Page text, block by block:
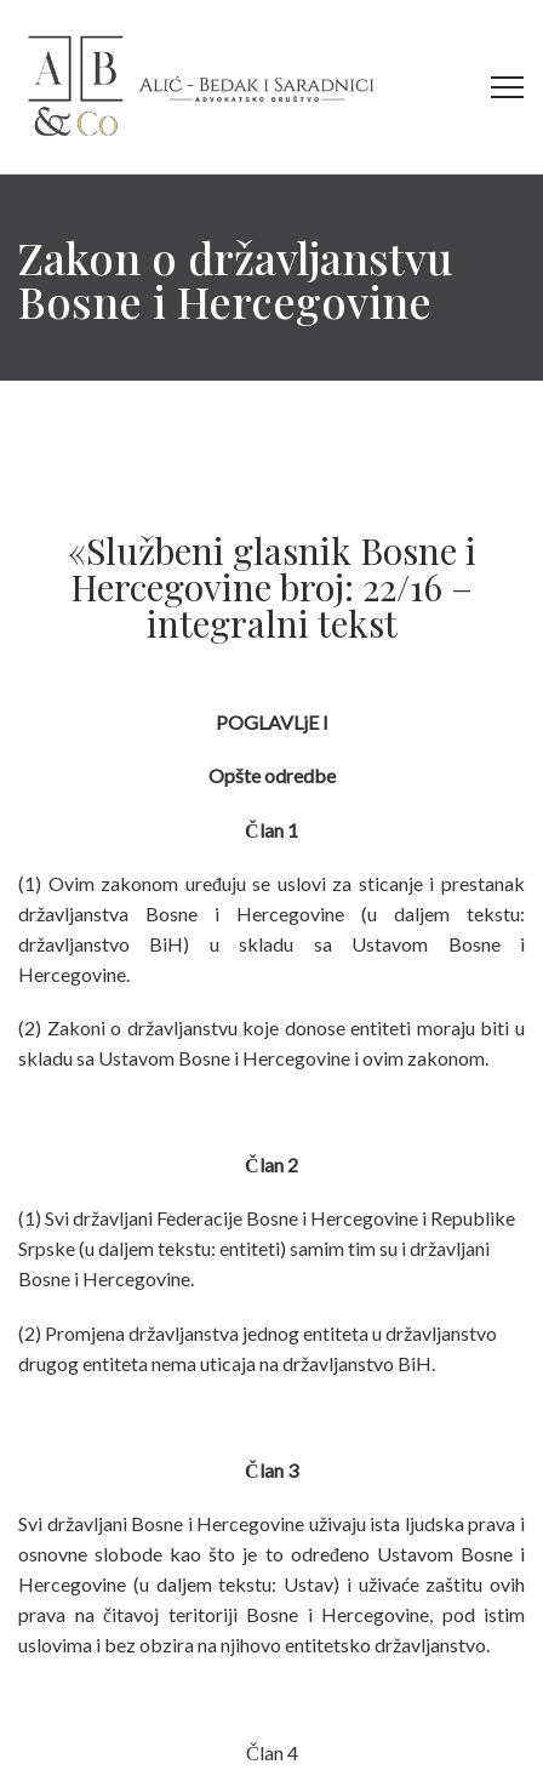
Zakon o državljanstvu
Bosne i Hercegovine
«Službeni glasnik Bosne i
Hercegovine broj: 22/16 –
integralni tekst
POGLAVLjE I
Opšte odredbe
Član 1
(1) Ovim zakonom uređuju se uslovi za sticanje i prestanak
državljanstva Bosne i Hercegovine (u daljem tekstu:
državljanstvo BiH) u skladu sa Ustavom Bosne i
Hercegovine.
(2) Zakoni o državljanstvu koje donose entiteti moraju biti u
skladu sa Ustavom Bosne i Hercegovine i ovim zakonom.
Član 2
(1) Svi državljani Federacije Bosne i Hercegovine i Republike
Srpske (u daljem tekstu: entiteti) samim tim su i državljani
Bosne i Hercegovine.
(2) Promjena državljanstva jednog entiteta u državljanstvo
drugog entiteta nema uticaja na državljanstvo BiH.
Član 3
Svi državljani Bosne i Hercegovine uživaju ista ljudska prava i
osnovne slobode kao što je to određeno Ustavom Bosne i
Hercegovine (u daljem tekstu: Ustav) i uživaće zaštitu ovih
prava na čitavoj teritoriji Bosne i Hercegovine, pod istim
uslovima i bez obzira na njihovo entitetsko državljanstvo.
Član 4